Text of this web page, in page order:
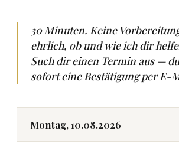
30 Minuten. Keine
ehrlich, ob und wie ich dir
Such dir einen Termin aus —
sofort eine Bestätigung per E-
Montag, 10.08.2026